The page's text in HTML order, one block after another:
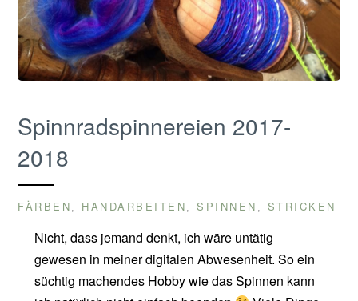
Spinnradspinnereien 2017-
2018
FÄRBEN HANDARBEITEN ,SPINNEN STRICKEN
Nicht, dass jemand denkt, ich wäre untätig
gewesen in meiner digitalen Abwesenheit. So ein
süchtig machendes Hobby wie das Spinnen kann